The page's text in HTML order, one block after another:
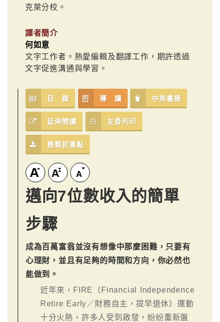
克萊分校。
譯者簡介
何如意
文字工作者。熱愛編輯及翻譯工作，期許透過
文字促進溝通與學習。
目 錄 導 讀 中英書摘
延伸閱讀 友善列印
輕鬆抓重點
邁向7位數收入的簡單
步驟
成為百萬富翁並沒有想像中那麼困難，只要有
心理財，並且有足夠的時間和方向，你必然也
能做到。
近年來，FIRE（Financial Independence
Retire Early／財務自主，提早退休）運動
十分火熱，許多人受到啟發，紛紛重新盤